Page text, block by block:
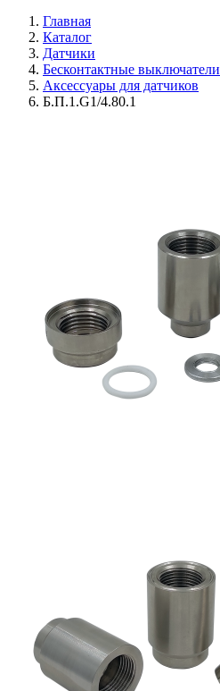
Главная
Каталог
Датчики
Бесконтактные выключатели
Аксессуары для датчиков
Б.П.1.G1/4.80.1